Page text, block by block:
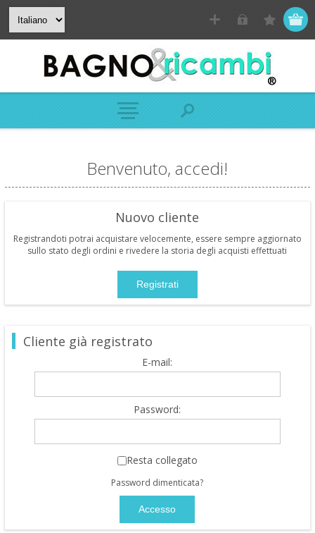
Benvenuto, accedi!
Nuovo cliente
Registrandoti potrai acquistare velocemente, essere sempre aggiornato
sullo stato degli ordini e rivedere la storia degli acquisti effettuati
Cliente già registrato
E-mail:
Password:
Resta collegato
Password dimenticata?